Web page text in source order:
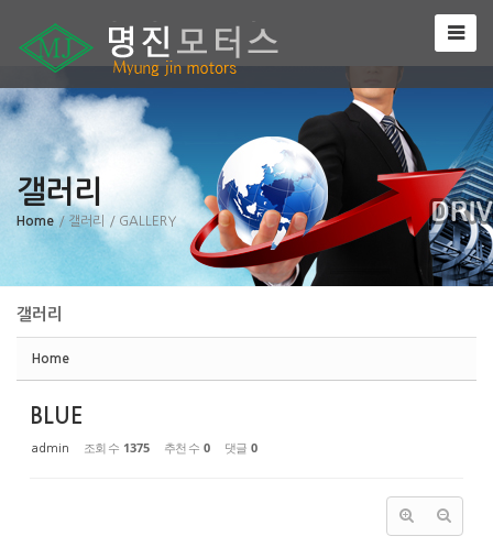
갤러리
Home / 갤러리 / GALLERY
갤러리
Home
BLUE
admin 조회 수 1375 추천 수 0 댓글 0
Sketchbook5, 스케치북5
Sketchbook5, 스케치북5